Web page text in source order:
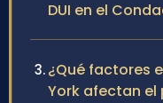
DUI en el
¿Qué factores
York afectan el